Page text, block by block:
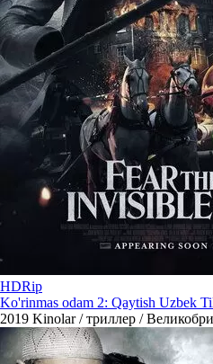
HDRip
Ko'rinmas odam 2: Qaytish Uzbek
2019 Kinolar / триллер /